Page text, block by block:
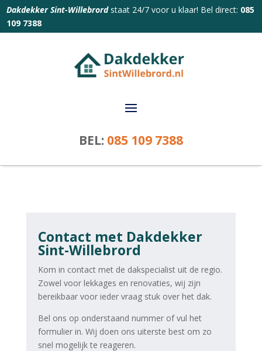
Dakdekker Sint-Willebrordstaat 24/7 voor u klaar! Bel direct: 085
109 7388
BEL: 085 109 7388
Contact met Dakdekker
Sint-Willebrord
Kom in contact met de dakspecialist uit de regio.
Zowel voor lekkages en renovaties, wij zijn
bereikbaar voor ieder vraag stuk over het dak.
Bel ons op onderstaand nummer of vul het
formulier in. Wij doen ons uiterste best om zo
snel mogelijk te reageren.